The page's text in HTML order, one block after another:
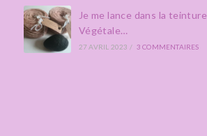
Je me lance dans la teinture
Végétale…
27 AVRIL 2023 / 3 COMMENTAIRES